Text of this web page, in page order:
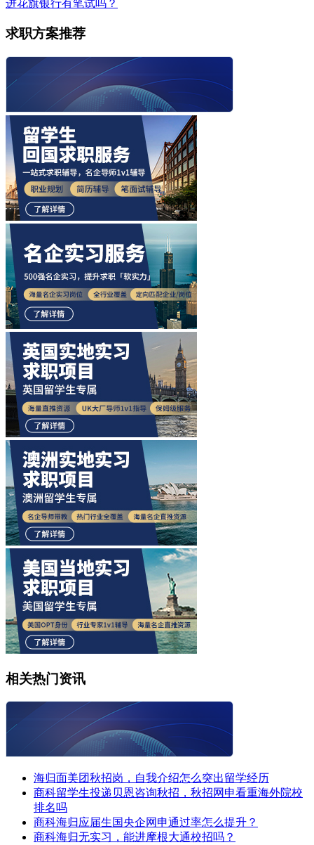
进花旗银行有笔试吗？
求职方案推荐
相关热门资讯
海归面美团秋招岗，自我介绍怎么突出留学经历
商科留学生投递贝恩咨询秋招，秋招网申看重海外院校
排名吗
商科海归应届生国央企网申通过率怎么提升？
商科海归无实习，能进摩根大通校招吗？